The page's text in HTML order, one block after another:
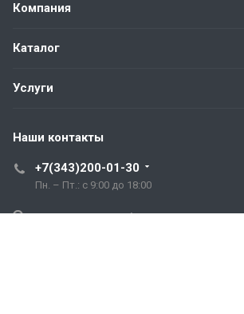
Компания
Каталог
Услуги
Наши контакты
+7(343)200-01-30
Пн. – Пт.: с 9:00 до 18:00
Свердловская область,